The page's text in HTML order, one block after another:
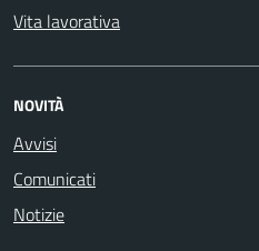
Vita lavorativa
NOVITÀ
Avvisi
Comunicati
Notizie